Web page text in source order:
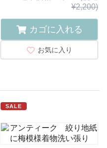
¥2,200)
カゴに入れる
お気に入り
SALE